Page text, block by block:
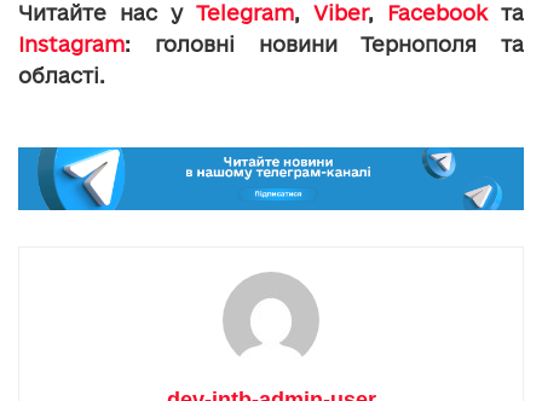
Читайте нас у Telegram, Viber, Facebookта
Instagram: головні новини Тернополя та
області.